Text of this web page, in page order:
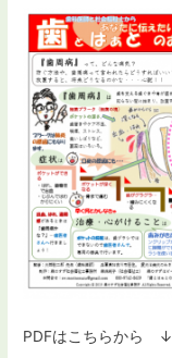
PDFはこちらから ↓